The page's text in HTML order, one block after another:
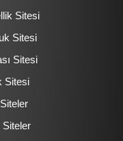
Sitesi
Sitesi
Sitesi
Sitesi